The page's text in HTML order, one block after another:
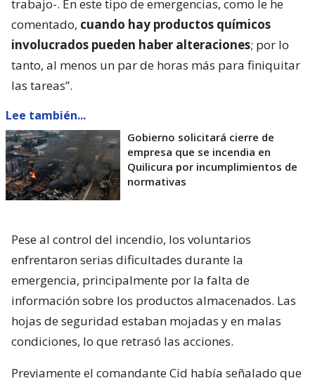
trabajo-. En este tipo de emergencias, como le he
comentado, cuando hay productos químicos
involucrados pueden haber alteraciones; por lo
tanto, al menos un par de horas más para finiquitar
las tareas”.
Lee también...
Gobierno solicitará cierre de
empresa que se incendia en
Quilicura por incumplimientos de
normativas
Pese al control del incendio, los voluntarios
enfrentaron serias dificultades durante la
emergencia, principalmente por la falta de
información sobre los productos almacenados. Las
hojas de seguridad estaban mojadas y en malas
condiciones, lo que retrasó las acciones.
Previamente el comandante Cid había señalado que